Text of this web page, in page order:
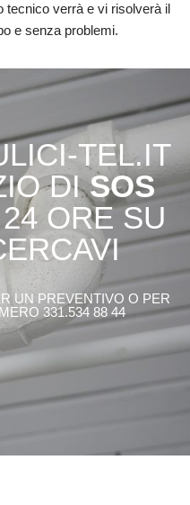
tecnico verrà e vi risolverà il
e senza problemi.
TEL.IT
DISOS
24 ORE SU
UN PREVENTIVO O PER
331.534 88 44